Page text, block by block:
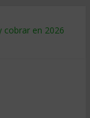
cobrar en 2026
caro
a tiempo
qué hacer
y venderle